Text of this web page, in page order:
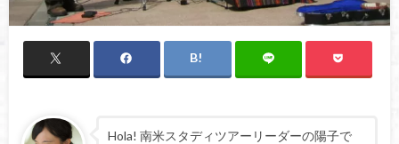
Hola! 南米スタディツアーリーダーの陽子で